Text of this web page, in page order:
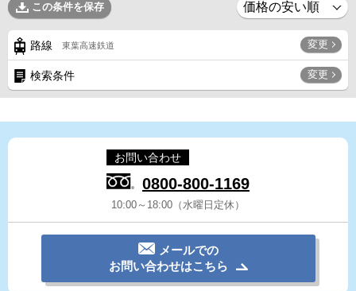
この条件を保存
路線 東葉高速鉄道 変更
検索条件 変更
お問い合わせ
0800-800-1169
10:00～18:00（水曜日定休）
メールでの
お問い合わせはこちら